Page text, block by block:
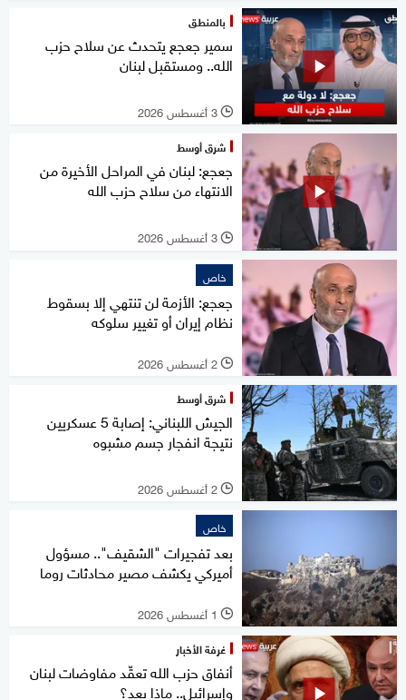
بالمنطق
سمير جعجع يتحدث عن سلاح حزب
الله.. ومستقبل لبنان
l 3 أغسطس 2026
شرق أوسط
جعجع: لبنان في المراحل الأخيرة من
الانتهاء من سلاح حزب الله
l 3 أغسطس 2026
خاص
جعجع: الأزمة لن تنتهي إلا بسقوط
نظام إيران أو تغيير سلوكه
l 2 أغسطس 2026
شرق أوسط
الجيش اللبناني: إصابة 5 عسكريين
نتيجة انفجار جسم مشبوه
l 2 أغسطس 2026
خاص
بعد تفجيرات "الشقيف".. مسؤول
أميركي يكشف مصير محادثات روما
l 1 أغسطس 2026
غرفة الأخبار
أنفاق حزب الله تعقّد مفاوضات لبنان
وإسرائيل.. ماذا بعد؟